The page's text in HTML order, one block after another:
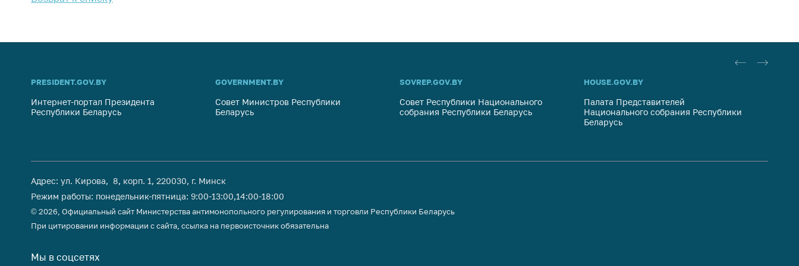
PRESIDENT.GOV.BY
Интернет-портал Президента
Республики Беларусь
GOVERNMENT.BY
Совет Министров Республики
Беларусь
SOVREP.GOV.BY
Совет Республики Национального
собрания Республики Беларусь
HOUSE.GOV.BY
Палата Представителей
Национального собрания Республики
Беларусь
Адрес: ул. Кирова, 8, корп. 1, 220030, г. Минск
Режим работы: понедельник-пятница: 9:00-13:00,14:00-18:00
© 2026, Официальный сайт Министерства антимонопольного регулирования и торговли Республики Беларусь
При цитировании информации с сайта, ссылка на первоисточник обязательна
Мы в соцсетях